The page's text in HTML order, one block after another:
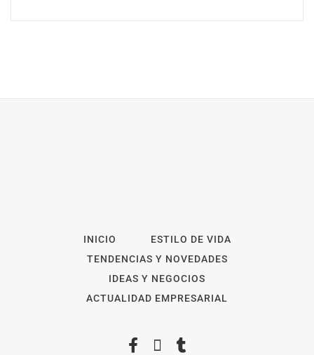
INICIO
ESTILO DE VIDA
TENDENCIAS Y NOVEDADES
IDEAS Y NEGOCIOS
ACTUALIDAD EMPRESARIAL